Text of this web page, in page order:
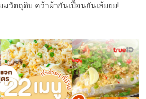
มวัตถุดิบ คว้าผ้ากันเปื้อนกันเล้ยยย!